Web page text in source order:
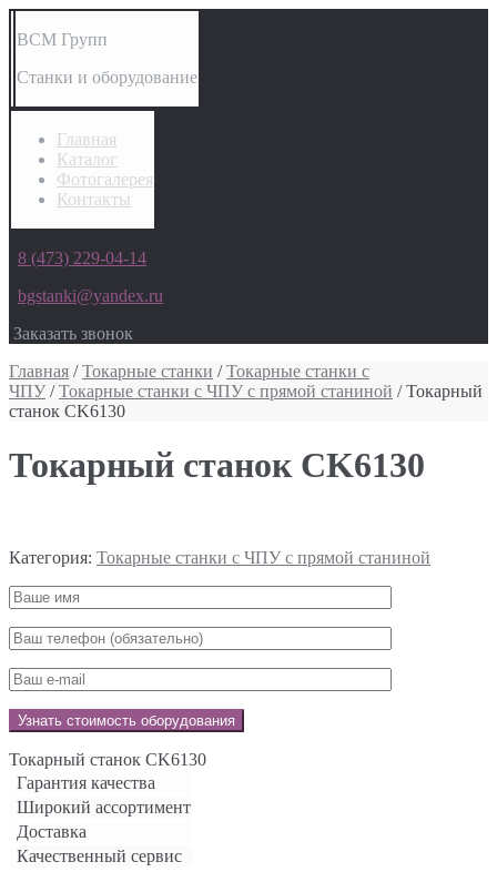
ВСМ Групп
Станки и оборудование
Главная
Каталог
Фотогалерея
Контакты
8 (473) 229-04-14
bgstanki@yandex.ru
Заказать звонок
Главная /Токарные станки /Токарные станки с
ЧПУ /Токарные станки с ЧПУ с прямой станиной / Токарный
станок CK6130
Токарный станок CK6130
Категория: Токарные станки с ЧПУ с прямой станиной
Токарный станок CK6130
Гарантия качества
Широкий ассортимент
Доставка
Качественный сервис